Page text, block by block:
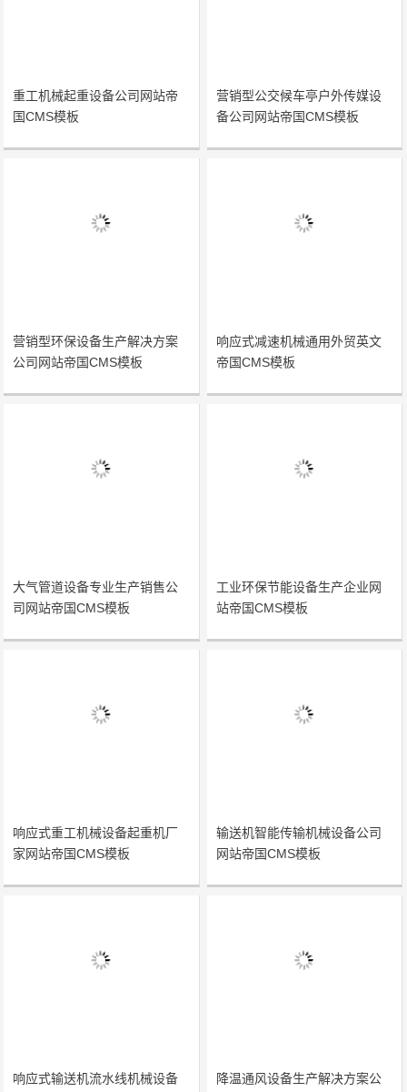
重工机械起重设备公司网站帝
国CMS模板
营销型公交候车亭户外传媒设
备公司网站帝国CMS模板
营销型环保设备生产解决方案
公司网站帝国CMS模板
响应式减速机械通用外贸英文
帝国CMS模板
大气管道设备专业生产销售公
司网站帝国CMS模板
工业环保节能设备生产企业网
站帝国CMS模板
响应式重工机械设备起重机厂
家网站帝国CMS模板
输送机智能传输机械设备公司
网站帝国CMS模板
响应式输送机流水线机械设备
降温通风设备生产解决方案公